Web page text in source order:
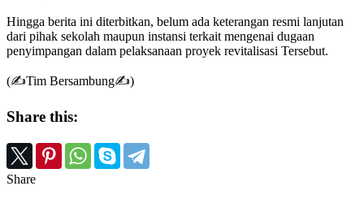
Hingga berita ini diterbitkan, belum ada keterangan resmi lanjutan
dari pihak sekolah maupun instansi terkait mengenai dugaan
penyimpangan dalam pelaksanaan proyek revitalisasi Tersebut.
(✍️Tim Bersambung✍️)
Share this:
Share